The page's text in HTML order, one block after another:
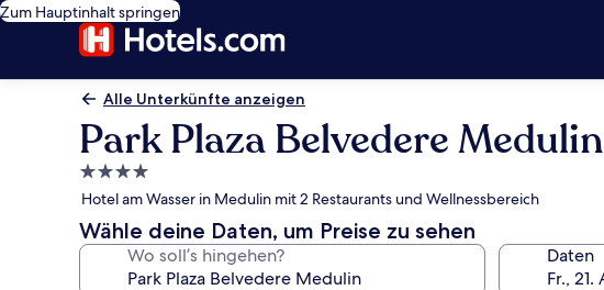
Zum Hauptinhalt springen
Alle Unterkünfte anzeigen
Park Plaza Belvedere Medulin
4.0-
Sterne-
Unterkunft
Hotel am Wasser in Medulin mit 2 Restaurants und Wellnessbereich
Wähle deine Daten, um Preise zu sehen
Wo soll’s hingehen? Daten